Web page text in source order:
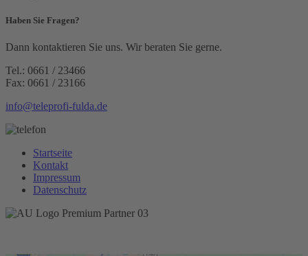
Haben Sie Fragen?
Dann kontaktieren Sie uns. Wir beraten Sie gerne.
Tel.: 0661 / 23466
Fax: 0661 / 23166
info@teleprofi-fulda.de
Startseite
Kontakt
Impressum
Datenschutz